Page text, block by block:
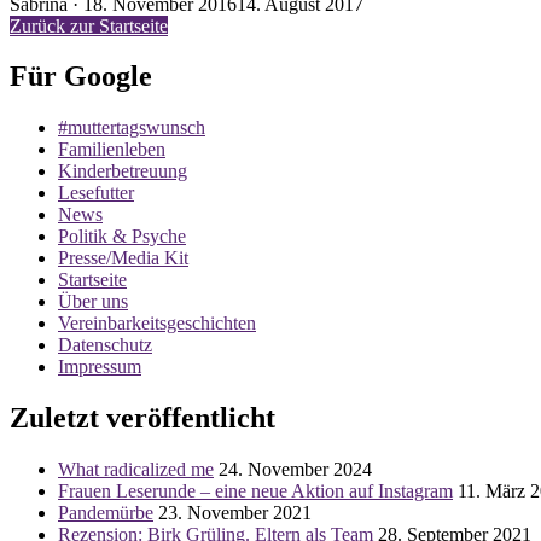
am
Zurück zur Startseite
Für Google
#muttertagswunsch
Familienleben
Kinderbetreuung
Lesefutter
News
Politik & Psyche
Presse/Media Kit
Startseite
Über uns
Vereinbarkeitsgeschichten
Datenschutz
Impressum
Zuletzt veröffentlicht
What radicalized me 24. November 2024
Frauen Leserunde – eine neue Aktion auf Instagram 11. März
Pandemürbe 23. November 2021
Rezension: Birk Grüling. Eltern als Team 28. September 2021